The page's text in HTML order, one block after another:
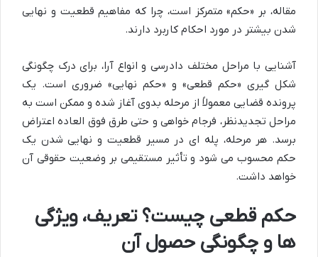
مقاله، بر «حکم» متمرکز است، چرا که مفاهیم قطعیت و نهایی
شدن بیشتر در مورد احکام کاربرد دارند.
آشنایی با مراحل مختلف دادرسی و انواع آرا، برای درک چگونگی
شکل گیری «حکم قطعی» و «حکم نهایی» ضروری است. یک
پرونده قضایی معمولاً از مرحله بدوی آغاز شده و ممکن است به
مراحل تجدیدنظر، فرجام خواهی و حتی طرق فوق العاده اعتراض
برسد. هر مرحله، پله ای در مسیر قطعیت و نهایی شدن یک
حکم محسوب می شود و تأثیر مستقیمی بر وضعیت حقوقی آن
خواهد داشت.
حکم قطعی چیست؟ تعریف، ویژگی
ها و چگونگی حصول آن